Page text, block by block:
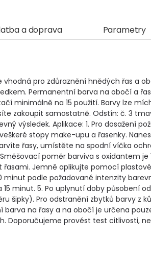
a doprava Parametry
pro zdůraznění hnědých řas a
Permanentní barva na obočí a
minimálně na 15 použití. Barvy lze
zakoupit samostatně. Odstín: č. 3
výsledek. Aplikace: 1. Pro dosažení
stopy make-upu a řasenky.
řasy, umístěte na spodní víčka
poměr barviva s oxidantem je
Jemně aplikujte pomocí
podle požadované intenzity
minut. 5. Po uplynutí doby
šipky). Pro odstranění zbytků barvy z
na řasy a na obočí je určena
Doporučujeme provést test citlivosti,